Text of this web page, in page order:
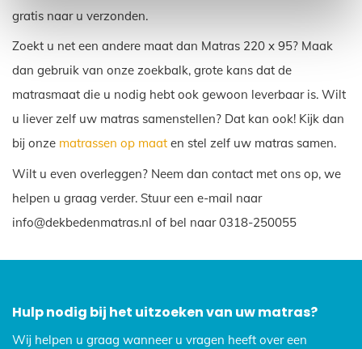
gratis naar u verzonden.
Zoekt u net een andere maat dan Matras 220 x 95? Maak
dan gebruik van onze zoekbalk, grote kans dat de
matrasmaat die u nodig hebt ook gewoon leverbaar is. Wilt
u liever zelf uw matras samenstellen? Dat kan ook! Kijk dan
bij onze matrassen op maat en stel zelf uw matras samen.
Wilt u even overleggen? Neem dan contact met ons op, we
helpen u graag verder. Stuur een e-mail naar
info@dekbedenmatras.nl of bel naar 0318-250055
Hulp nodig bij het uitzoeken van uw matras?
Wij helpen u graag wanneer u vragen heeft over een